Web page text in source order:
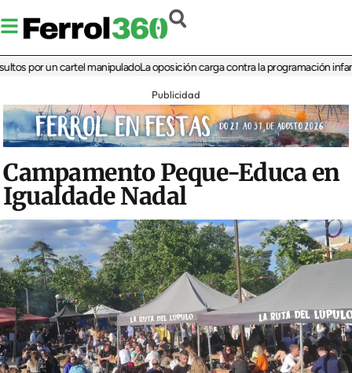
por un cartel manipuladoLa oposición carga contra la programación infantil
Publicidad
Campamento Peque-Educa en
Igualdade Nadal